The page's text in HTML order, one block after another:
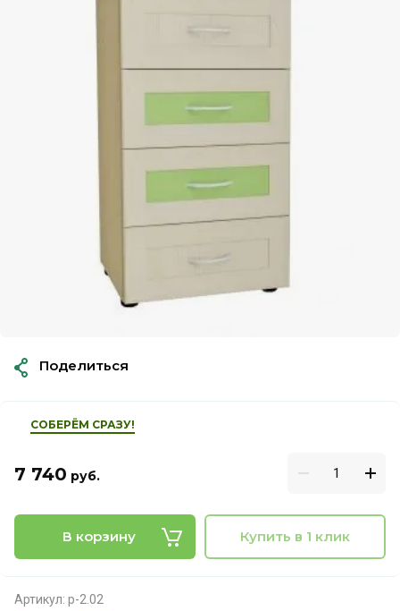
СОБЕРЁМ СРАЗУ!
7 740 руб.
В корзину Купить в 1 клик
Артикул: р-2.02
Поделиться